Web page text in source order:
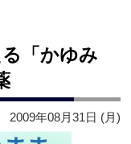
「かゆみ
2009年08月31日 (月)